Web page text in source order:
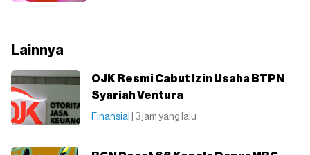
Lainnya
OJK Resmi Cabut Izin Usaha BTPN
Syariah Ventura
Finansial | 3 jam yang lalu